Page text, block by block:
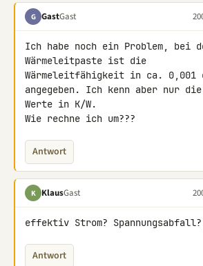
G GastGast
Ich habe noch ein Problem, bei
Wärmeleitpaste ist die
Wärmeleitfähigkeit in ca.
angegeben. Ich kenn aber nur die
Werte in K/W.
Wie rechne ich um???
Antwort
K KlausGast
effektiv Strom?
Antwort